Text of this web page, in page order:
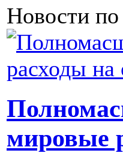
Новости по
мировые